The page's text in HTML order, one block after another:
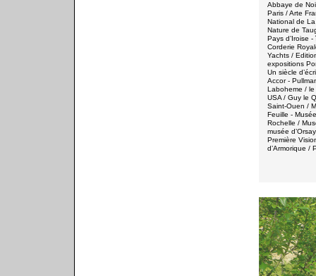
Abbaye de
Paris / Arte
National de
Nature de
Pays d’Iroise
Corderie
Yachts /
expositions
Un siècle
Accor -
Laboheme /
USA / Guy le
Saint-Ouen /
Feuille -
Rochelle /
musée
Première
d’Armorique /